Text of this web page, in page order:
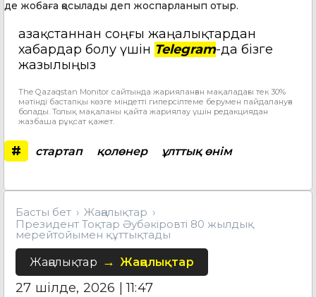
де жобаға қосылады деп жоспарланып отыр.
Қазақстаннан соңғы жаңалықтардан
хабардар болу үшін Telegram-да бізге
жазылыңыз
The Qazaqstan Monitor сайтында жарияланған мақаладағы тек 30%
мәтінді бастапқы көзге міндетті гиперсілтеме берумен пайдалануға
болады. Толық мақаланы қайта жариялау үшін редакциядан
жазбаша рұқсат қажет.
# стартап қолөнер ұлттық өнім
Басты бет
Жаңалықтар
Президент Тоқтар Әубәкіровті 80 жылдық
мерейтойымен құттықтады
Жаңалықтар Жаңалықтар
27 шілде, 2026 | 11:47